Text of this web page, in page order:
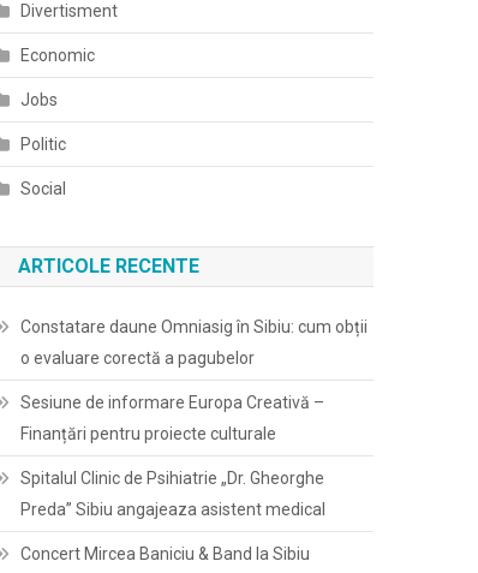
Divertisment
Economic
Jobs
Politic
Social
ARTICOLE RECENTE
Constatare daune Omniasig în Sibiu: cum obții
o evaluare corectă a pagubelor
Sesiune de informare Europa Creativă –
Finanțări pentru proiecte culturale
Spitalul Clinic de Psihiatrie „Dr. Gheorghe
Preda” Sibiu angajeaza asistent medical
Concert Mircea Baniciu & Band la Sibiu